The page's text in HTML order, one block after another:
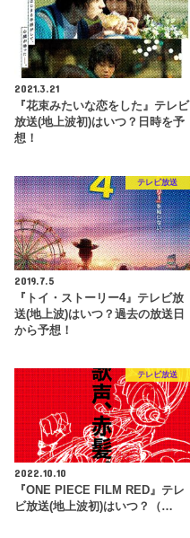
2021.3.21
『花束みたいな恋をした』テレビ
放送(地上波初)はいつ？日時を予
想！
テレビ放送
2019.7.5
『トイ・ストーリー4』テレビ放
送(地上波)はいつ？過去の放送日
から予想！
テレビ放送
2022.10.10
『ONE PIECE FILM RED』テレ
ビ放送(地上波初)はいつ？（…